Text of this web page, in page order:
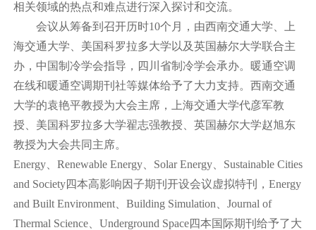
相关领域的热点和难点进行深入探讨和交流。
会议从筹备到召开历时10个月，由西南交通大学、上
海交通大学、美国科罗拉多大学以及英国赫尔大学联合主
办，中国制冷学会指导，四川省制冷学会承办。暖通空调
在线和暖通空调期刊社等媒体给予了大力支持。西南交通
大学的袁艳平教授为大会主席，上海交通大学代彦军教
授、美国科罗拉多大学翟志强教授、英国赫尔大学赵旭东
教授为大会共同主席。
Energy、Renewable Energy、Solar Energy、Sustainable Cities
and Society四本高影响因子期刊开设会议虚拟特刊，Energy
and Built Environment、Building Simulation、Journal of
Thermal Science、Underground Space四本国际期刊给予了大